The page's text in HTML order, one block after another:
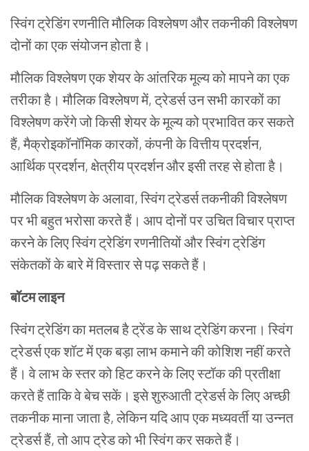
स्विंग ट्रेडिंग रणनीति मौलिक विश्लेषण और तकनीकी विश्लेषण
दोनों का एक संयोजन होता है।
मौलिक विश्लेषण एक शेयर के आंतरिक मूल्य को मापने का एक
तरीका है। मौलिक विश्लेषण में, ट्रेडर्स उन सभी कारकों का
विश्लेषण करेंगे जो किसी शेयर के मूल्य को प्रभावित कर सकते
हैं, मैक्रोइकॉनॉमिक कारकों, कंपनी के वित्तीय प्रदर्शन,
आर्थिक प्रदर्शन, क्षेत्रीय प्रदर्शन और इसी तरह से होता है।
मौलिक विश्लेषण के अलावा, स्विंग ट्रेडर्स तकनीकी विश्लेषण
पर भी बहुत भरोसा करते हैं। आप दोनों पर उचित विचार प्राप्त
करने के लिए स्विंग ट्रेडिंग रणनीतियों और स्विंग ट्रेडिंग
संकेतकों के बारे में विस्तार से पढ़ सकते हैं।
बॉटम लाइन
स्विंग ट्रेडिंग का मतलब है ट्रेंड के साथ ट्रेडिंग करना। स्विंग
ट्रेडर्स एक शॉट में एक बड़ा लाभ कमाने की कोशिश नहीं करते
हैं। वे लाभ के स्तर को हिट करने के लिए स्टॉक की प्रतीक्षा
करते हैं ताकि वे बेच सकें। इसे शुरुआती ट्रेडर्स के लिए अच्छी
तकनीक माना जाता है, लेकिन यदि आप एक मध्यवर्ती या उन्नत
ट्रेडर्स हैं, तो आप ट्रेड को भी स्विंग कर सकते हैं।